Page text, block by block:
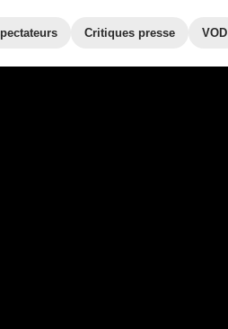
Critiques presse VOD